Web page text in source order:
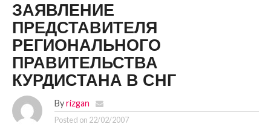
ЗАЯВЛЕНИЕ
ПРЕДСТАВИТЕЛЯ
РЕГИОНАЛЬНОГО
ПРАВИТЕЛЬСТВА
КУРДИСТАНА В СНГ
By rizgan
Posted on 22/02/2007